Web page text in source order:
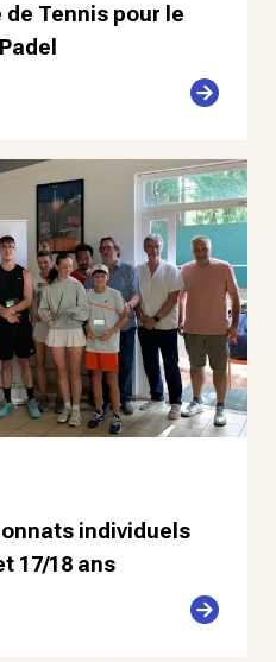
Tennis pour le
individuels
17/18 ans